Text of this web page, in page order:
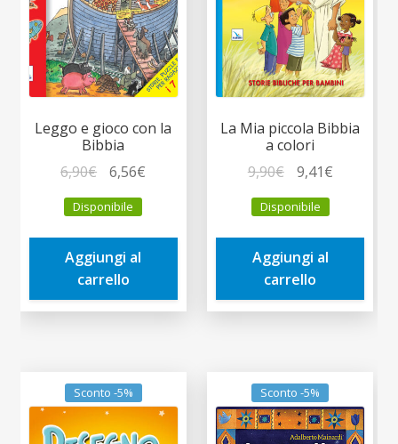
Leggo e gioco con la
Bibbia
6,90€
prezzo
originale
era:
6,90€.
6,56€
è:
Disponibile
Aggiungi al
carrello
La Mia piccola Bibbia
a colori
9,90€
prezzo
originale
era:
9,90€.
9,41€Il
è:
Disponibile
Aggiungi al
carrello
Sconto -5% Sconto -5%